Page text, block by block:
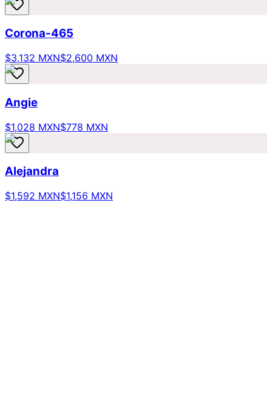
Corona-465
$3,132 MXN$2,600 MXN
Angie
$1,028 MXN$778 MXN
Alejandra
$1,592 MXN$1,156 MXN